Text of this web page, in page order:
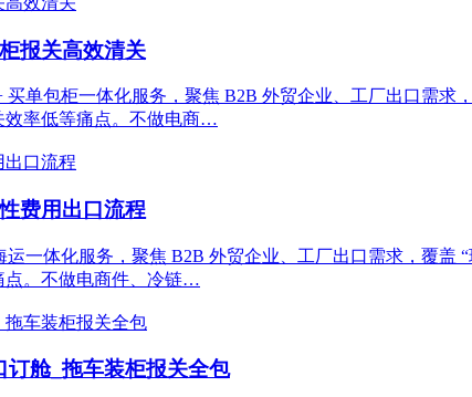
报关高效清关
单包柜一体化服务，聚焦 B2B 外贸企业、工厂出口需求
效率低等痛点。不做电商…
费用出口流程
一体化服务，聚焦 B2B 外贸企业、工厂出口需求，覆盖
点。不做电商件、冷链…
舱_拖车装柜报关全包